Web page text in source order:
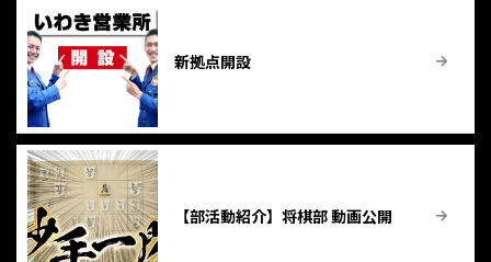
新拠点開設
【部活動紹介】将棋部 動画公開